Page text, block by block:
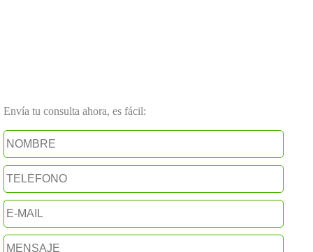
Envía tu consulta ahora, es fácil: